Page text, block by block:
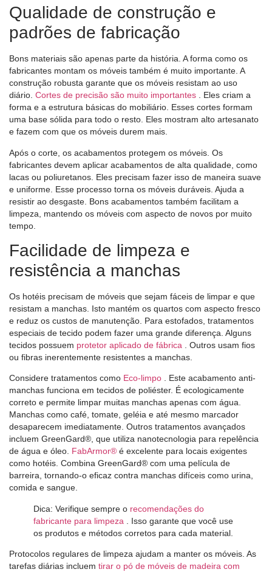
Qualidade de construção e
padrões de fabricação
Bons materiais são apenas parte da história. A forma como os
fabricantes montam os móveis também é muito importante. A
construção robusta garante que os móveis resistam ao uso
diário. Cortes de precisão são muito importantes . Eles criam a
forma e a estrutura básicas do mobiliário. Esses cortes formam
uma base sólida para todo o resto. Eles mostram alto artesanato
e fazem com que os móveis durem mais.
Após o corte, os acabamentos protegem os móveis. Os
fabricantes devem aplicar acabamentos de alta qualidade, como
lacas ou poliuretanos. Eles precisam fazer isso de maneira suave
e uniforme. Esse processo torna os móveis duráveis. Ajuda a
resistir ao desgaste. Bons acabamentos também facilitam a
limpeza, mantendo os móveis com aspecto de novos por muito
tempo.
Facilidade de limpeza e
resistência a manchas
Os hotéis precisam de móveis que sejam fáceis de limpar e que
resistam a manchas. Isto mantém os quartos com aspecto fresco
e reduz os custos de manutenção. Para estofados, tratamentos
especiais de tecido podem fazer uma grande diferença. Alguns
tecidos possuem protetor aplicado de fábrica
. Outros usam fios
ou fibras inerentemente resistentes a manchas.
Considere tratamentos como Eco-limpo . Este acabamento anti-
manchas funciona em tecidos de poliéster. É ecologicamente
correto e permite limpar muitas manchas apenas com água.
Manchas como café, tomate, geléia e até mesmo marcador
desaparecem imediatamente. Outros tratamentos avançados
incluem GreenGard®, que utiliza nanotecnologia para repelência
de água e óleo. FabArmor® é excelente para locais exigentes
como hotéis. Combina GreenGard® com uma película de
barreira, tornando-o eficaz contra manchas difíceis como urina,
comida e sangue.
Dica: Verifique sempre o recomendações do
fabricante para limpeza
. Isso garante que você use
os produtos e métodos corretos para cada material.
Protocolos regulares de limpeza ajudam a manter os móveis. As
tarefas diárias incluem tirar o pó de móveis de madeira com